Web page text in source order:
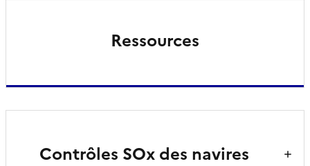
Ressources
Contrôles SOx des navires